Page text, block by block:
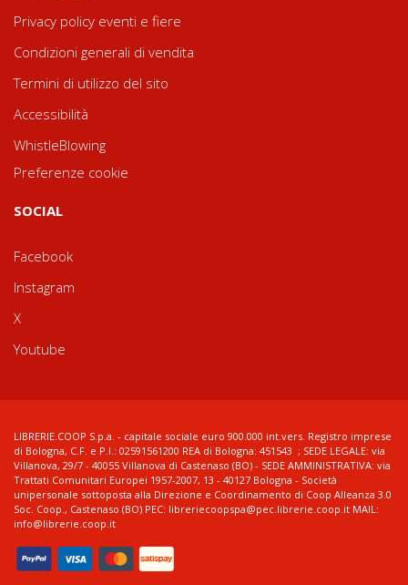
Privacy policy eventi e fiere
Condizioni generali di vendita
Termini di utilizzo del sito
Accessibilità
WhistleBlowing
Preferenze cookie
SOCIAL
Facebook
Instagram
X
Youtube
LIBRERIE.COOP S.p.a. - capitale sociale euro 900.000 int.vers. Registro imprese
di Bologna, C.F. e P.I.: 02591561200 REA di Bologna: 451543 ; SEDE LEGALE: via
Villanova, 29/7 - 40055 Villanova di Castenaso (BO) - SEDE AMMINISTRATIVA: via
Trattati Comunitari Europei 1957-2007, 13 - 40127 Bologna - Società
unipersonale sottoposta alla Direzione e Coordinamento di Coop Alleanza 3.0
Soc. Coop., Castenaso (BO) PEC: libreriecoopspa@pec.librerie.coop.it MAIL:
info@librerie.coop.it